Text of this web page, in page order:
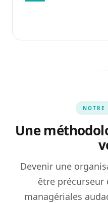
NOTRE
Une
Devenir une
être précurseur
managériales